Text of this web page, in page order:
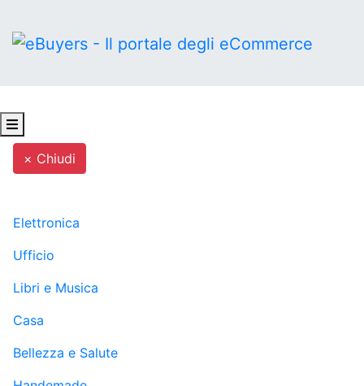
× Chiudi
Elettronica
Ufficio
Libri e Musica
Casa
Bellezza e Salute